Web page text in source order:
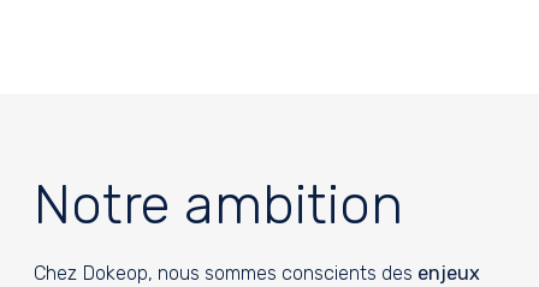
Notre ambition
Chez Dokeop, nous sommes conscients des enjeux